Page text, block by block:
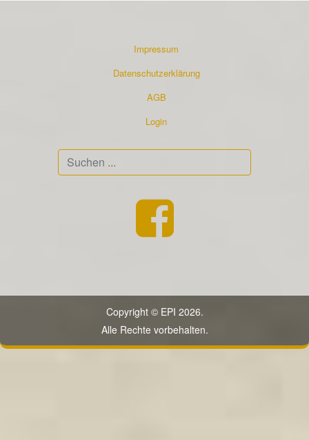
Impressum
Datenschutzerklärung
AGB
Login
Copyright © EPI 2026.
Alle Rechte vorbehalten.